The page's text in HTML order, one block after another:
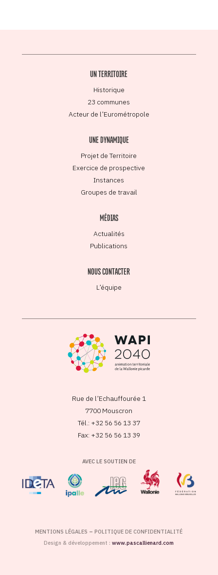
UN TERRITOIRE
Historique
23 communes
Acteur de l’Eurométropole
UNE DYNAMIQUE
Projet de Territoire
Exercice de prospective
Instances
Groupes de travail
MÉDIAS
Actualités
Publications
NOUS CONTACTER
L’équipe
Rue de l’Echauffourée 1
7700 Mouscron
Tél.: +32 56 56 13 37
Fax: +32 56 56 13 39
AVEC LE SOUTIEN DE
MENTIONS LÉGALES –POLITIQUE DE CONFIDENTIALITÉ
Design & développement :www.pascallienard.com